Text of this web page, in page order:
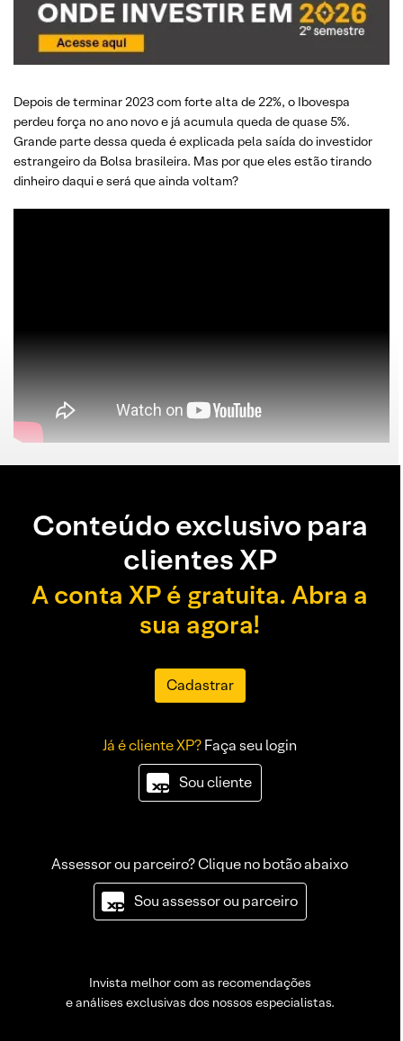
Depois de terminar 2023 com forte alta de 22%, o Ibovespa
perdeu força no ano novo e já acumula queda de quase 5%.
Grande parte dessa queda é explicada pela saída do investidor
estrangeiro da Bolsa brasileira. Mas por que eles estão tirando
dinheiro daqui e será que ainda voltam?
Conteúdo exclusivo para
clientes XP
A conta XP é gratuita. Abra a
sua agora!
Cadastrar
Já é cliente XP?Faça seu login
Sou cliente
Assessor ou parceiro? Clique no botão abaixo
Sou assessor ou parceiro
Invista melhor com as recomendações
e análises exclusivas dos nossos especialistas.